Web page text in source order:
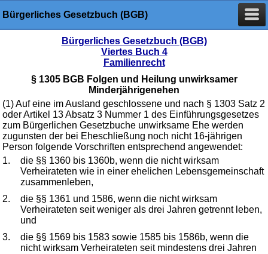
Bürgerliches Gesetzbuch (BGB)
Bürgerliches Gesetzbuch (BGB)
Viertes Buch 4
Familienrecht
§ 1305 BGB Folgen und Heilung unwirksamer
Minderjährigenehen
(1) Auf eine im Ausland geschlossene und nach § 1303 Satz 2
oder Artikel 13 Absatz 3 Nummer 1 des Einführungsgesetzes
zum Bürgerlichen Gesetzbuche unwirksame Ehe werden
zugunsten der bei Eheschließung noch nicht 16-jährigen
Person folgende Vorschriften entsprechend angewendet:
1.
die §§ 1360 bis 1360b, wenn die nicht wirksam
Verheirateten wie in einer ehelichen Lebensgemeinschaft
zusammenleben,
2.
die §§ 1361 und 1586, wenn die nicht wirksam
Verheirateten seit weniger als drei Jahren getrennt leben,
und
3.
die §§ 1569 bis 1583 sowie 1585 bis 1586b, wenn die
nicht wirksam Verheirateten seit mindestens drei Jahren